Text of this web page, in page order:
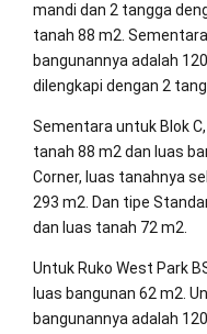
mandi dan 2 tangga
tanah 88 m2.
bangunannya adalah
dilengkapi dengan 2
Sementara untuk Blok
tanah 88 m2 dan luas
Corner, luas tanahnya
293 m2. Dan tipe
dan luas tanah 72 m2.
Untuk Ruko West Park
luas bangunan 62 m2.
bangunannya adalah